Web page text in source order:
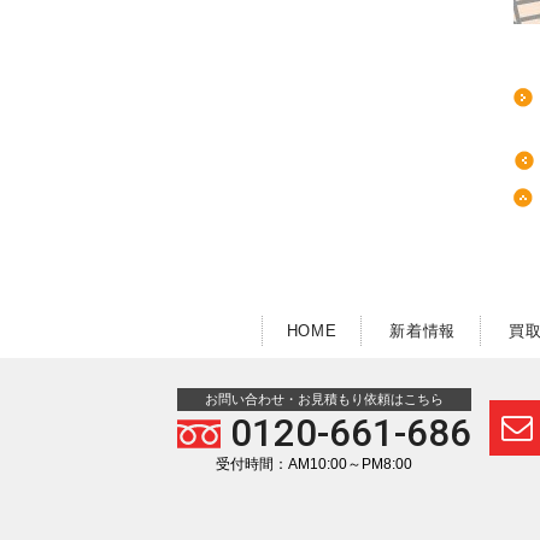
HOME 新着情報 買
お問い合わせ・お見積もり依頼はこちら
0120-661-686
受付時間：AM10:00～PM8:00